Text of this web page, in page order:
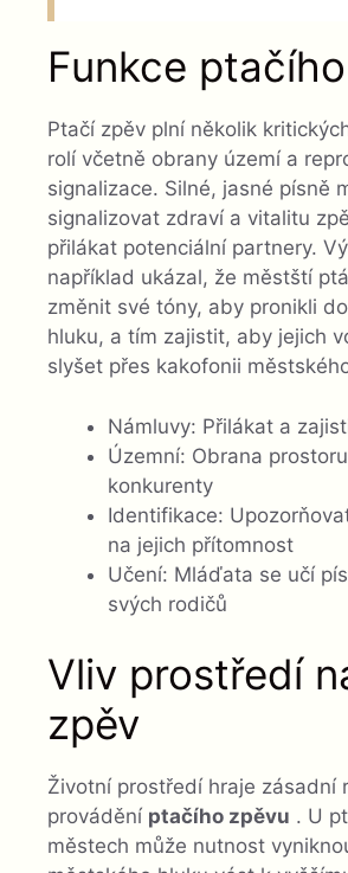
Funkce
Ptačí zpěv plní několik
rolí včetně obrany území a
signalizace. Silné, jasné písně
signalizovat zdraví a vitalitu
přilákat potenciální partnery.
například ukázal, že městští
změnit své tóny, aby pronikli
hluku, a tím zajistit, aby jejich
slyšet přes kakofonii
Námluvy: Přilákat a
Územní: Obrana
konkurenty
Identifikace:
na jejich přítomnost
Učení: Mláďata se učí
svých rodičů
Vliv prostředí
zpěv
Životní prostředí hraje zásadní
provádění ptačího zpěvu . U
městech může nutnost